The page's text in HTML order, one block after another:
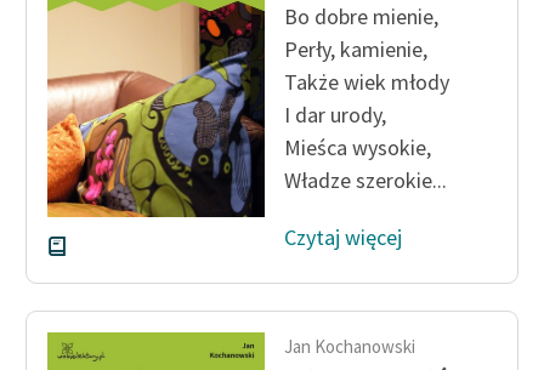
Bo dobre mienie,
Perły, kamienie,
Także wiek młody
I dar urody,
Mieśca wysokie,
Władze szerokie...
Czytaj więcej
Jan Kochanowski